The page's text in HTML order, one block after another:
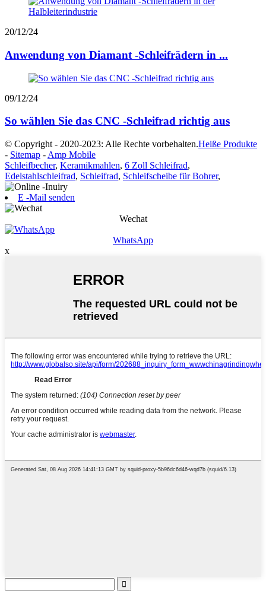
20/12/24
Anwendung von Diamant -Schleifrädern in ...
09/12/24
So wählen Sie das CNC -Schleifrad richtig aus
© Copyright - 2020-2023: Alle Rechte vorbehalten.Heiße Produkte
- Sitemap - Amp Mobile
Schleifbecher, Keramikmahlen, 6 Zoll Schleifrad,
Edelstahlschleifrad, Schleifrad, Schleifscheibe für Bohrer,
E -Mail senden
Wechat
WhatsApp
x